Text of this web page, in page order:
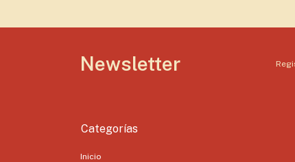
Newsletter
Categorías
Inicio